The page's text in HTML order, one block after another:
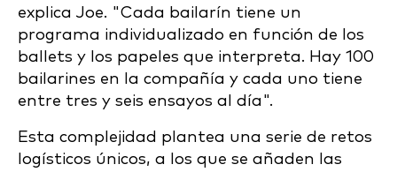
explica Joe. "Cada bailarín tiene un
programa individualizado en función de los
ballets y los papeles que interpreta. Hay 100
bailarines en la compañía y cada uno tiene
entre tres y seis ensayos al día".
Esta complejidad plantea una serie de retos
logísticos únicos, a los que se añaden las